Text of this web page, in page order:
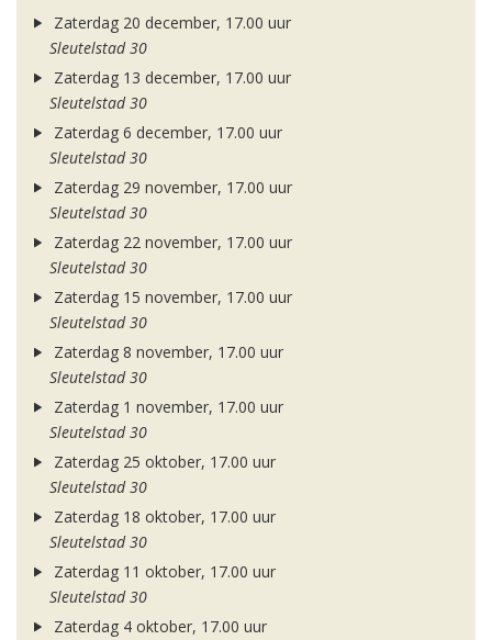
Zaterdag 20 december, 17.00 uur
Sleutelstad 30
Zaterdag 13 december, 17.00 uur
Sleutelstad 30
Zaterdag 6 december, 17.00 uur
Sleutelstad 30
Zaterdag 29 november, 17.00 uur
Sleutelstad 30
Zaterdag 22 november, 17.00 uur
Sleutelstad 30
Zaterdag 15 november, 17.00 uur
Sleutelstad 30
Zaterdag 8 november, 17.00 uur
Sleutelstad 30
Zaterdag 1 november, 17.00 uur
Sleutelstad 30
Zaterdag 25 oktober, 17.00 uur
Sleutelstad 30
Zaterdag 18 oktober, 17.00 uur
Sleutelstad 30
Zaterdag 11 oktober, 17.00 uur
Sleutelstad 30
Zaterdag 4 oktober, 17.00 uur